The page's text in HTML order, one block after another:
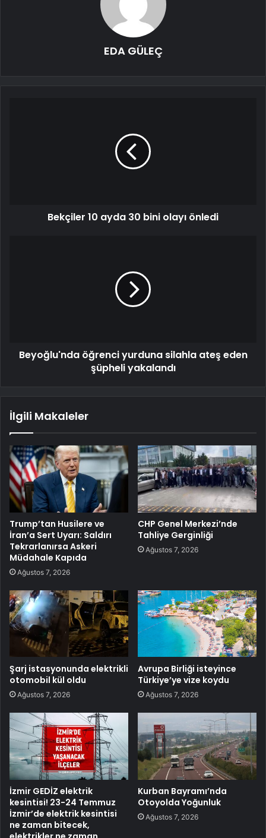
EDA GÜLEÇ
Bekçiler 10 ayda 30 bini olayı önledi
Beyoğlu'nda öğrenci yurduna silahla ateş eden
şüpheli yakalandı
İlgili Makaleler
Trump’tan Husilere ve
İran’a Sert Uyarı: Saldırı
Tekrarlanırsa Askeri
Müdahale Kapıda
Ağustos 7, 2026
CHP Genel Merkezi’nde
Tahliye Gerginliği
Ağustos 7, 2026
Şarj istasyonunda elektrikli
otomobil kül oldu
Ağustos 7, 2026
Avrupa Birliği isteyince
Türkiye’ye vize koydu
Ağustos 7, 2026
İzmir GEDİZ elektrik
kesintisi! 23-24 Temmuz
İzmir’de elektrik kesintisi
ne zaman bitecek,
Kurban Bayramı’nda
Otoyolda Yoğunluk
Ağustos 7, 2026